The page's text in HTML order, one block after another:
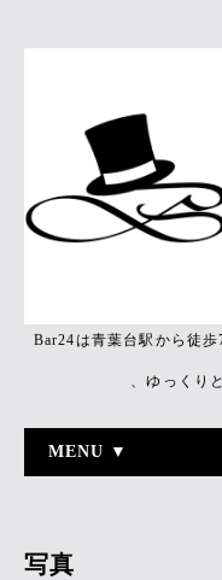
Bar24は青葉台駅から徒
、ゆっくり
MENU ▼
写真